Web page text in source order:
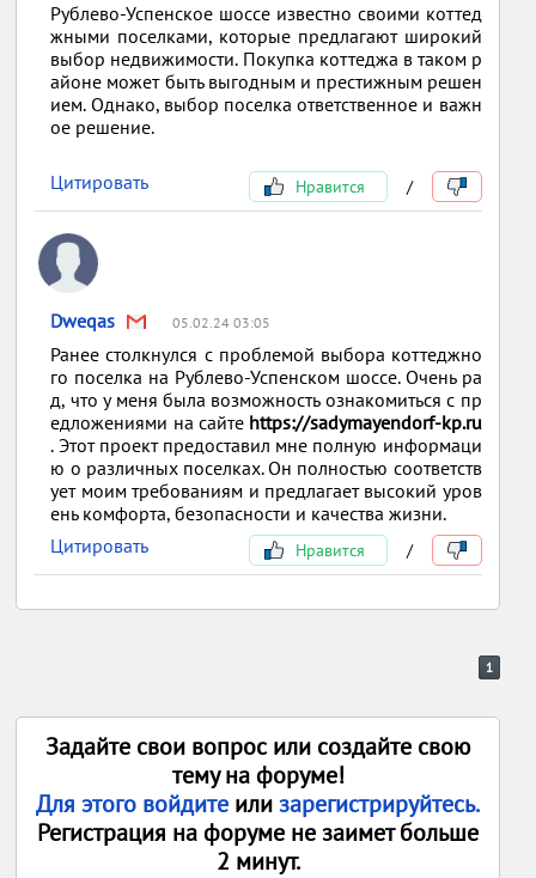
Рублево-Успенское шоссе известно своими коттед
жными поселками, которые предлагают широкий
выбор недвижимости. Покупка коттеджа в таком р
айоне может быть выгодным и престижным решен
ием. Однако, выбор поселка ответственное и важн
ое решение.
Цитировать Нравится /
Dweqas 05.02.24 03:05
Ранее столкнулся с проблемой выбора коттеджно
го поселка на Рублево-Успенском шоссе. Очень ра
д, что у меня была возможность ознакомиться с пр
едложениями на сайте https://sadymayendorf-kp.ru
. Этот проект предоставил мне полную информаци
ю о различных поселках. Он полностью соответств
ует моим требованиям и предлагает высокий уров
ень комфорта, безопасности и качества жизни.
Цитировать
Нравится /
1
Задайте свои вопрос или создайте свою
тему на форуме!
Для этого войдите илизарегистрируйтесь.
Регистрация на форуме не заимет больше
2 минут.